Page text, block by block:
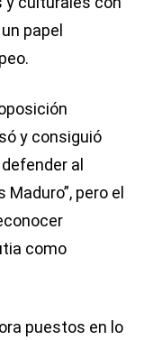
papel
y consiguió
al
pero el
como
puestos en lo